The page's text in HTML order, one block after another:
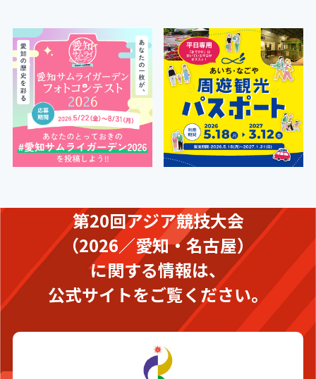
第20回アジア競技大会
（2026／愛知・名古屋）
に関する情報は、
公式サイトをご覧ください。